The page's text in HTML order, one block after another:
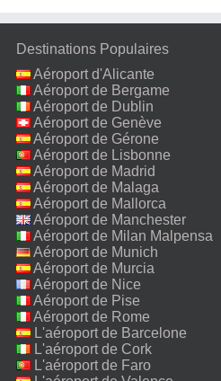
Destinations Populaires
Aéroport d'Alicante
Aéroport de Bergame
Aéroport de Dublin
Aéroport de Genève
Aéroport de Gérone
Aéroport de Lisbonne
Aéroport de Madrid
Aéroport de Malaga
Aéroport de Mallorca
Aéroport de Manchester
Aéroport de Milan Malpensa
Aéroport de Munich
Aéroport de Murcia
Aéroport de Nice
Aéroport de Pise
Aéroport de Rome
Fiumicino
L'aéroport de Barcelone
L'aéroport de Cork
L'aéroport de Faro